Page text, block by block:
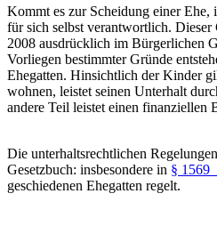
Kommt es zur Scheidung einer Ehe,
für sich selbst verantwortlich. Dieser
2008 ausdrücklich im Bürgerlichen
Vorliegen bestimmter Gründe
Ehegatten. Hinsichtlich der Kinder
wohnen, leistet seinen Unterhalt
andere Teil leistet einen finanziellen
Die unterhaltsrechtlichen
Gesetzbuch: insbesondere in §
geschiedenen Ehegatten regelt.